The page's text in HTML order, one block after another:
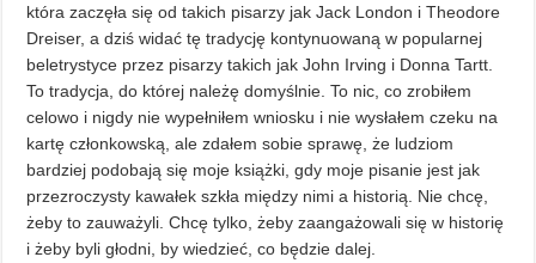
która zaczęła się od takich pisarzy jak Jack London i Theodore
Dreiser, a dziś widać tę tradycję kontynuowaną w popularnej
beletrystyce przez pisarzy takich jak John Irving i Donna Tartt.
To tradycja, do której należę domyślnie. To nic, co zrobiłem
celowo i nigdy nie wypełniłem wniosku i nie wysłałem czeku na
kartę członkowską, ale zdałem sobie sprawę, że ludziom
bardziej podobają się moje książki, gdy moje pisanie jest jak
przezroczysty kawałek szkła między nimi a historią. Nie chcę,
żeby to zauważyli. Chcę tylko, żeby zaangażowali się w historię
i żeby byli głodni, by wiedzieć, co będzie dalej.